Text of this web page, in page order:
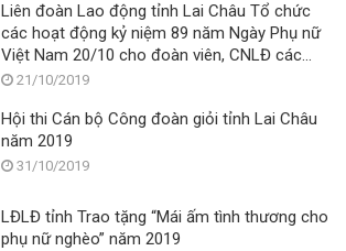
Liên đoàn Lao động tỉnh Lai Châu Tổ chức
các hoạt động kỷ niệm 89 năm Ngày Phụ nữ
Việt Nam 20/10 cho đoàn viên, CNLĐ các
doanh nghiệp trên địa bàn Thành phố
21/10/2019
Hội thi Cán bộ Công đoàn giỏi tỉnh Lai Châu
năm 2019
31/10/2019
LĐLĐ tỉnh Trao tặng “Mái ấm tình thương cho
phụ nữ nghèo” năm 2019